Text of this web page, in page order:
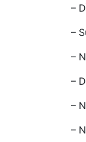
–
–
–
–
–
–